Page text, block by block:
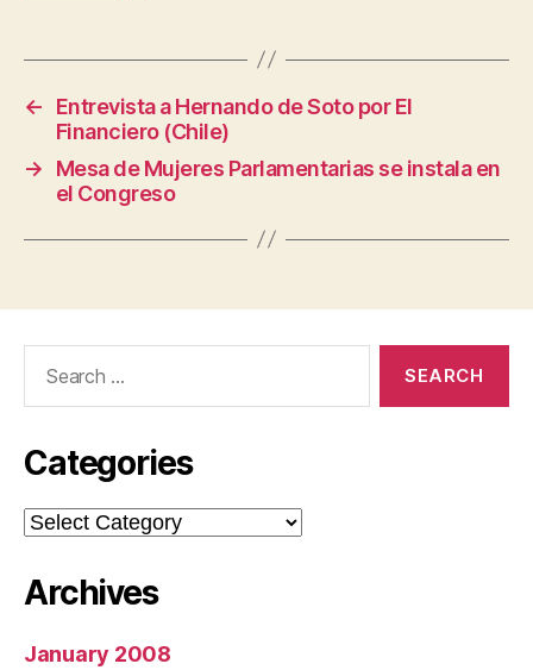
←
Entrevista a Hernando de Soto por El
Financiero (Chile)
→
Mesa de Mujeres Parlamentarias se instala en
el Congreso
Categories
Categories
Archives
January 2008